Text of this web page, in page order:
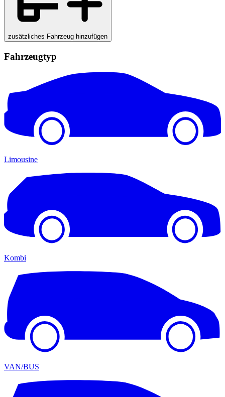
zusätzliches Fahrzeug hinzufügen
Fahrzeugtyp
Limousine
Kombi
VAN/BUS